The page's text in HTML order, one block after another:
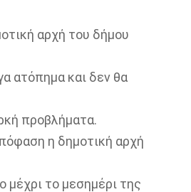
αρχή του δήμου
ατόπημα και δεν θα
προβλήματα.
η δημοτική αρχή
μέχρι το μεσημέρι της